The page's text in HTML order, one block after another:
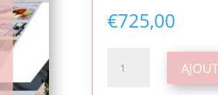
€725,00